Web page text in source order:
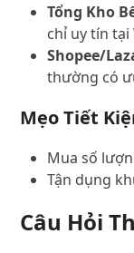
Tổng Kho
chỉ uy tín tại
Shopee/
thường có
Mẹo Tiết
Mua số
Tận dụng
Câu Hỏi